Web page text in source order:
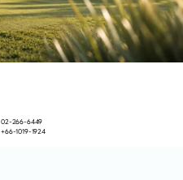
02-266-6449
+66-1019-1924